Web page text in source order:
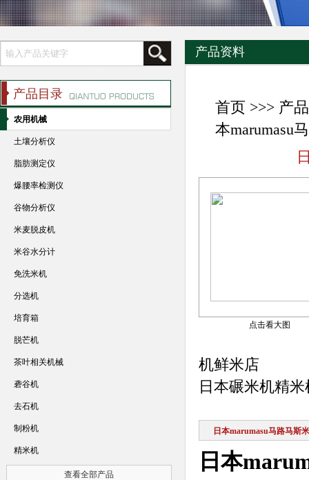
产品资料
首页 >>> 产
本marumasu
点击看大图
机鲜米店
日本碾米机精
日本marumasu马路马斯
日本
产品目录
农用机械
土壤分析仪
脂肪测定仪
爆腰率检测仪
谷物分析仪
米麦脱皮机
米谷水分计
免洗米机
分选机
培育箱
脱芒机
茶叶相关机械
砻谷机
去石机
制粉机
精米机
查看全部产品